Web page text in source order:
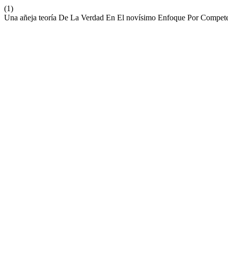
(1)
Una añeja teoría De La Verdad En El novísimo Enfoque Por